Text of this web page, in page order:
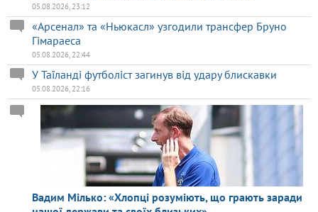
05.08.2026, 23:12
«Арсенал» та «Ньюкасл» узгодили трансфер Бруно
Гімараеса
05.08.2026, 22:44
У Таїланді футболіст загинув від удару блискавки
05.08.2026, 22:16
Вадим Мілько: «Хлопці розуміють, що грають заради